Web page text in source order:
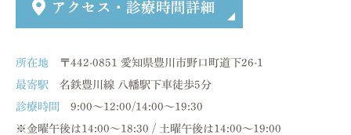
所在地 〒442-0851 愛知県豊川市野口町道下26-1
最寄駅 名鉄豊川線 八幡駅下車徒歩5分
診療時間 9:00～12:00/14:00～19:30
※金曜午後は14:00～18:30 / 土曜午後は14:00～19:00